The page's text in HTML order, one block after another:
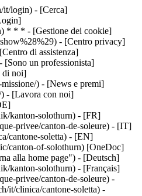
it/login) - [Cerca]
* * * - [Gestione dei cookie]
- [Centro privacy]
di assistenza]
un professionista]
di noi]
) - [News e premi]
- [Lavora con noi]
kanton-solothurn) - [FR]
privee/canton-de-soleure) - [IT]
cantone-soletta) - [EN]
canton-of-solothurn) [OneDoc]
alla home page") - [Deutsch]
kanton-solothurn) - [Français]
privee/canton-de-soleure) -
it/clinica/cantone-soletta) -